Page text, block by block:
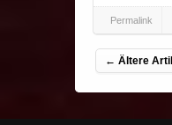
Permalink
← Ältere